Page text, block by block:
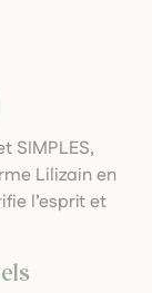
SIMPLES,
Lilizain en
l’esprit et